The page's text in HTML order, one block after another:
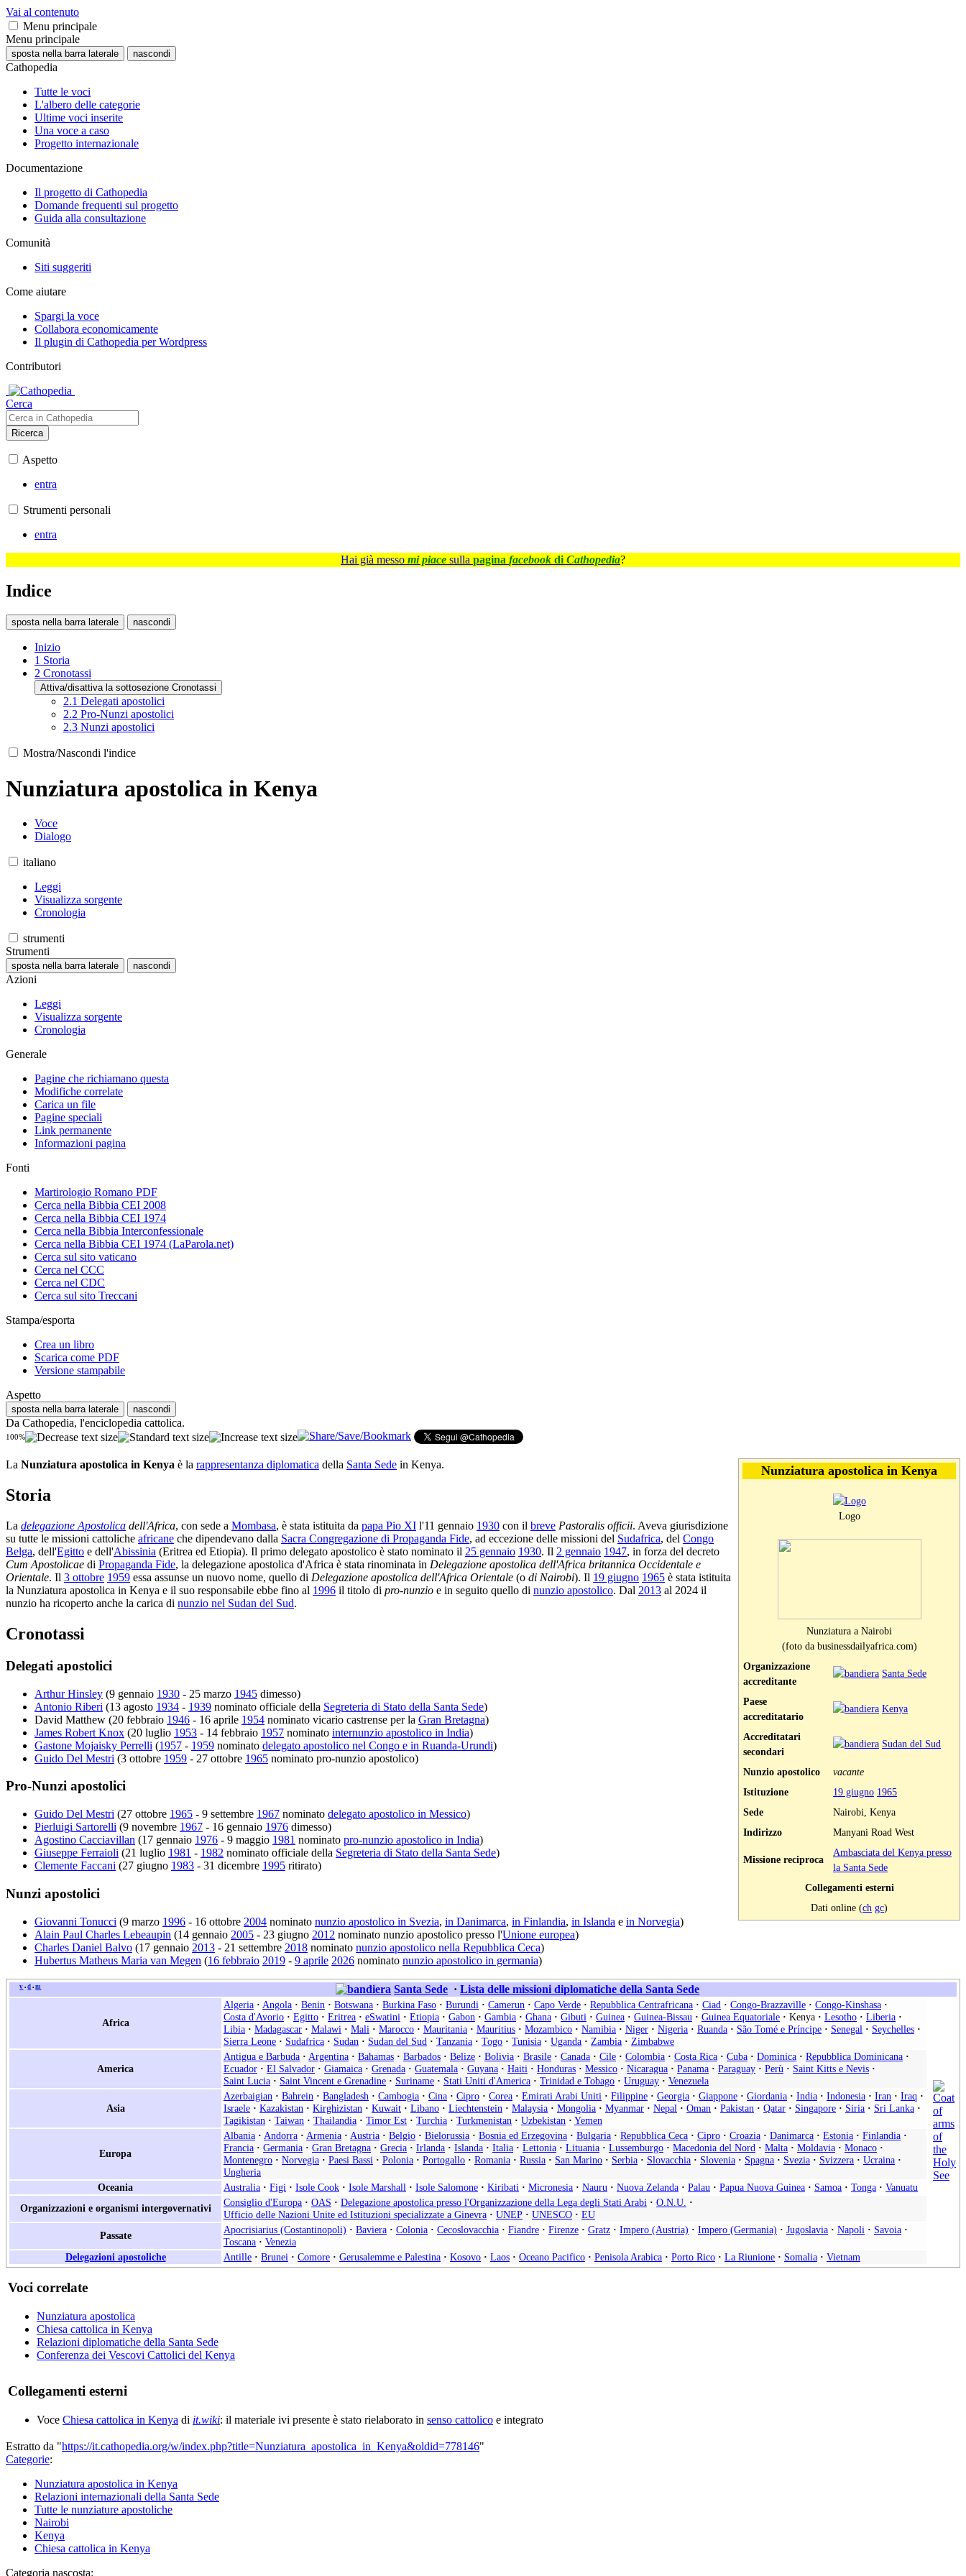
Vai al contenuto
Menu principale
Menu principale
sposta nella barra laterale nascondi
Cathopedia
Tutte le voci
L'albero delle categorie
Ultime voci inserite
Una voce a caso
Progetto internazionale
Documentazione
Il progetto di Cathopedia
Domande frequenti sul progetto
Guida alla consultazione
Comunità
Siti suggeriti
Come aiutare
Spargi la voce
Collabora economicamente
Il plugin di Cathopedia per Wordpress
Contributori
Cerca
Ricerca
Aspetto
entra
Strumenti personali
entra
Hai già messo mi piace sulla pagina facebook di Cathopedia?
Indice
sposta nella barra laterale nascondi
Inizio
1 Storia
2 Cronotassi
Attiva/disattiva la sottosezione Cronotassi
2.1 Delegati apostolici
2.2 Pro-Nunzi apostolici
2.3 Nunzi apostolici
Mostra/Nascondi l'indice
Nunziatura apostolica in Kenya
Voce
Dialogo
italiano
Leggi
Visualizza sorgente
Cronologia
strumenti
Strumenti
sposta nella barra laterale nascondi
Azioni
Leggi
Visualizza sorgente
Cronologia
Generale
Pagine che richiamano questa
Modifiche correlate
Carica un file
Pagine speciali
Link permanente
Informazioni pagina
Fonti
Martirologio Romano PDF
Cerca nella Bibbia CEI 2008
Cerca nella Bibbia CEI 1974
Cerca nella Bibbia Interconfessionale
Cerca nella Bibbia CEI 1974 (LaParola.net)
Cerca sul sito vaticano
Cerca nel CCC
Cerca nel CDC
Cerca sul sito Treccani
Stampa/esporta
Crea un libro
Scarica come PDF
Versione stampabile
Aspetto
sposta nella barra laterale nascondi
Da Cathopedia, l'enciclopedia cattolica.
100%
Nunziatura apostolica in Kenya
Logo
Nunziatura a Nairobi
(foto da businessdailyafrica.com)
Organizzazione
accreditante
Santa Sede
Paese
accreditatario
Kenya
Accreditatari
secondari
Sudan del Sud
Nunzio apostolico
vacante
Istituzione
19 giugno 1965
Sede
Nairobi, Kenya
Indirizzo
Manyani Road West
Missione reciproca
Ambasciata del Kenya presso
la Santa Sede
Collegamenti esterni
Dati online (ch gc)
La Nunziatura apostolica in Kenya è la rappresentanza diplomatica della Santa Sede in Kenya.
Storia
La delegazione Apostolica dell'Africa, con sede a Mombasa, è stata istituita da papa Pio XI l'11 gennaio 1930 con il breve Pastoralis officii. Aveva giurisdizione
su tutte le missioni cattoliche africane che dipendevano dalla Sacra Congregazione di Propaganda Fide, ad eccezione delle missioni del Sudafrica, del Congo
Belga, dell'Egitto e dell'Abissinia (Eritrea ed Etiopia). Il primo delegato apostolico è stato nominato il 25 gennaio 1930. Il 2 gennaio 1947, in forza del decreto
Cum Apostolicae di Propaganda Fide, la delegazione apostolica d'Africa è stata rinominata in Delegazione apostolica dell'Africa britannica Occidentale e
Orientale. Il 3 ottobre 1959 essa assunse un nuovo nome, quello di Delegazione apostolica dell'Africa Orientale (o di Nairobi). Il 19 giugno 1965 è stata istituita
la Nunziatura apostolica in Kenya e il suo responsabile ebbe fino al 1996 il titolo di pro-nunzio e in seguito quello di nunzio apostolico. Dal 2013 al 2024 il
nunzio ha ricoperto anche la carica di nunzio nel Sudan del Sud.
Cronotassi
Delegati apostolici
Arthur Hinsley (9 gennaio 1930 - 25 marzo 1945 dimesso)
Antonio Riberi (13 agosto 1934 - 1939 nominato officiale della Segreteria di Stato della Santa Sede)
David Matthew (20 febbraio 1946 - 16 aprile 1954 nominato vicario castrense per la Gran Bretagna)
James Robert Knox (20 luglio 1953 - 14 febbraio 1957 nominato internunzio apostolico in India)
Gastone Mojaisky Perrelli (1957 - 1959 nominato delegato apostolico nel Congo e in Ruanda-Urundi)
Guido Del Mestri (3 ottobre 1959 - 27 ottobre 1965 nominato pro-nunzio apostolico)
Pro-Nunzi apostolici
Guido Del Mestri (27 ottobre 1965 - 9 settembre 1967 nominato delegato apostolico in Messico)
Pierluigi Sartorelli (9 novembre 1967 - 16 gennaio 1976 dimesso)
Agostino Cacciavillan (17 gennaio 1976 - 9 maggio 1981 nominato pro-nunzio apostolico in India)
Giuseppe Ferraioli (21 luglio 1981 - 1982 nominato officiale della Segreteria di Stato della Santa Sede)
Clemente Faccani (27 giugno 1983 - 31 dicembre 1995 ritirato)
Nunzi apostolici
Giovanni Tonucci (9 marzo 1996 - 16 ottobre 2004 nominato nunzio apostolico in Svezia, in Danimarca, in Finlandia, in Islanda e in Norvegia)
Alain Paul Charles Lebeaupin (14 gennaio 2005 - 23 giugno 2012 nominato nunzio apostolico presso l'Unione europea)
Charles Daniel Balvo (17 gennaio 2013 - 21 settembre 2018 nominato nunzio apostolico nella Repubblica Ceca)
Hubertus Matheus Maria van Megen (16 febbraio 2019 - 9 aprile 2026 nominato nunzio apostolico in germania)
v • d • m Santa Sede · Lista delle missioni diplomatiche della Santa Sede
Africa
Algeria · Angola · Benin · Botswana · Burkina Faso · Burundi · Camerun · Capo Verde · Repubblica Centrafricana · Ciad · Congo-Brazzaville · Congo-Kinshasa ·
Costa d'Avorio · Egitto · Eritrea · eSwatini · Etiopia · Gabon · Gambia · Ghana · Gibuti · Guinea · Guinea-Bissau · Guinea Equatoriale · Kenya · Lesotho · Liberia ·
Libia · Madagascar · Malawi · Mali · Marocco · Mauritania · Mauritius · Mozambico · Namibia · Niger · Nigeria · Ruanda · São Tomé e Príncipe · Senegal · Seychelles ·
Sierra Leone · Sudafrica · Sudan · Sudan del Sud · Tanzania · Togo · Tunisia · Uganda · Zambia · Zimbabwe
America
Antigua e Barbuda · Argentina · Bahamas · Barbados · Belize · Bolivia · Brasile · Canada · Cile · Colombia · Costa Rica · Cuba · Dominica · Repubblica Dominicana ·
Ecuador · El Salvador · Giamaica · Grenada · Guatemala · Guyana · Haiti · Honduras · Messico · Nicaragua · Panama · Paraguay · Perù · Saint Kitts e Nevis ·
Saint Lucia · Saint Vincent e Grenadine · Suriname · Stati Uniti d'America · Trinidad e Tobago · Uruguay · Venezuela
Asia
Azerbaigian · Bahrein · Bangladesh · Cambogia · Cina · Cipro · Corea · Emirati Arabi Uniti · Filippine · Georgia · Giappone · Giordania · India · Indonesia · Iran · Iraq ·
Israele · Kazakistan · Kirghizistan · Kuwait · Libano · Liechtenstein · Malaysia · Mongolia · Myanmar · Nepal · Oman · Pakistan · Qatar · Singapore · Siria · Sri Lanka ·
Tagikistan · Taiwan · Thailandia · Timor Est · Turchia · Turkmenistan · Uzbekistan · Yemen
Europa
Albania · Andorra · Armenia · Austria · Belgio · Bielorussia · Bosnia ed Erzegovina · Bulgaria · Repubblica Ceca · Cipro · Croazia · Danimarca · Estonia · Finlandia ·
Francia · Germania · Gran Bretagna · Grecia · Irlanda · Islanda · Italia · Lettonia · Lituania · Lussemburgo · Macedonia del Nord · Malta · Moldavia · Monaco ·
Montenegro · Norvegia · Paesi Bassi · Polonia · Portogallo · Romania · Russia · San Marino · Serbia · Slovacchia · Slovenia · Spagna · Svezia · Svizzera · Ucraina ·
Ungheria
Oceania
Australia · Figi · Isole Cook · Isole Marshall · Isole Salomone · Kiribati · Micronesia · Nauru · Nuova Zelanda · Palau · Papua Nuova Guinea · Samoa · Tonga · Vanuatu
Organizzazioni e organismi intergovernativi
Consiglio d'Europa · OAS · Delegazione apostolica presso l'Organizzazione della Lega degli Stati Arabi · O.N.U. ·
Ufficio delle Nazioni Unite ed Istituzioni specializzate a Ginevra · UNEP · UNESCO · EU
Passate
Apocrisiarius (Costantinopoli) · Baviera · Colonia · Cecoslovacchia · Fiandre · Firenze · Gratz · Impero (Austria) · Impero (Germania) · Jugoslavia · Napoli · Savoia ·
Toscana · Venezia
Delegazioni apostoliche
Antille · Brunei · Comore · Gerusalemme e Palestina · Kosovo · Laos · Oceano Pacifico · Penisola Arabica · Porto Rico · La Riunione · Somalia · Vietnam
Voci correlate
Nunziatura apostolica
Chiesa cattolica in Kenya
Relazioni diplomatiche della Santa Sede
Conferenza dei Vescovi Cattolici del Kenya
Collegamenti esterni
Voce Chiesa cattolica in Kenya di it.wiki: il materiale ivi presente è stato rielaborato in senso cattolico e integrato
Estratto da "https://it.cathopedia.org/w/index.php?title=Nunziatura_apostolica_in_Kenya&oldid=778146"
Categorie:
Nunziatura apostolica in Kenya
Relazioni internazionali della Santa Sede
Tutte le nunziature apostoliche
Nairobi
Kenya
Chiesa cattolica in Kenya
Categoria nascosta: